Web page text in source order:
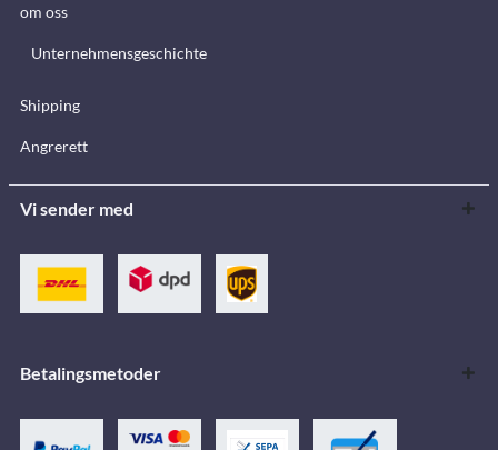
om oss
Unternehmensgeschichte
Shipping
Angrerett
Vi sender med
Betalingsmetoder